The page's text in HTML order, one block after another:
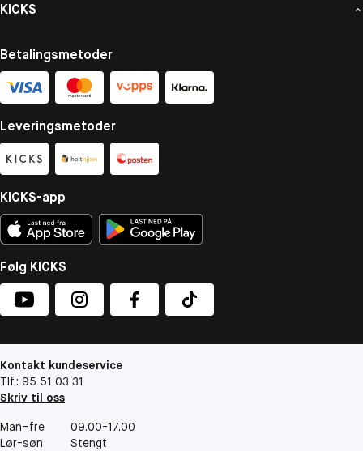
KICKS
Betalingsmetoder
Leveringsmetoder
KICKS-app
Følg KICKS
Kontakt kundeservice
Tlf.: 95 51 03 31
Skriv til oss
Man–fre
09.00-17.00
Lør-søn
Stengt